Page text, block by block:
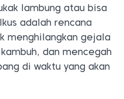
lambung atau bisa
adalah rencana
menghilangkan gejala
dan mencegah
di waktu yang akan